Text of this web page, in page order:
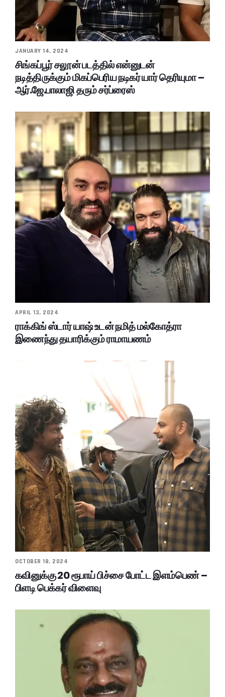
JANUARY 14, 2024
சிங்கப்பூர் சலூன் படத்தில் என்னுடன்
நடித்திருக்கும் மிகப்பெரிய நடிகர் யார் தெரியுமா –
ஆர்.ஜே.பாலாஜி தரும் சர்ப்ரைஸ்
APRIL 13, 2024
ராக்கிங் ஸ்டார் யாஷ் உடன் நமித் மல்கோத்ரா
இணைந்து தயாரிக்கும் ராமாயணம்
OCTOBER 18, 2024
கவினுக்கு 20 ரூபாய் பிச்சை போட்ட இளம்பெண் –
பிளடி பெக்கர் விளைவு